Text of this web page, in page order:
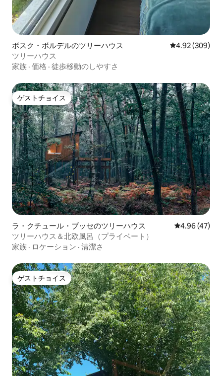
ボスク・ボルデルのツリーハウス レビュー309
4.92 (309)
ツリーハウス
家族 · 価格 · 徒歩移動のしやすさ
ゲストチョイス
ゲストチョイス
ラ・クチュール・ブッセのツリーハウス レビュー47
4.96 (47)
ツリーハウス＆北欧風呂（プライベート）
家族 · ロケーション · 清潔さ
ゲストチョイス
ゲストチョイス